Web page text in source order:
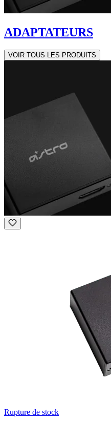
ADAPTATEURS
VOIR TOUS LES PRODUITS
Rupture de stock